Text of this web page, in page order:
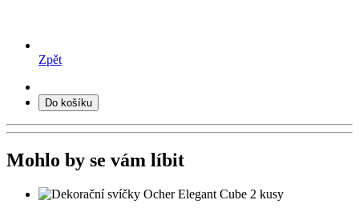
Zpět
Do košíku
Mohlo by se vám líbit